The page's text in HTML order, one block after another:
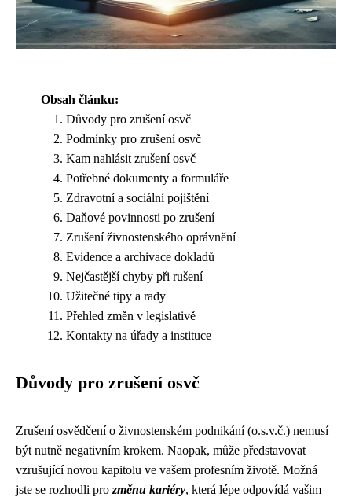
Obsah článku:
Důvody pro zrušení osvč
Podmínky pro zrušení osvč
Kam nahlásit zrušení osvč
Potřebné dokumenty a formuláře
Zdravotní a sociální pojištění
Daňové povinnosti po zrušení
Zrušení živnostenského oprávnění
Evidence a archivace dokladů
Nejčastější chyby při rušení
Užitečné tipy a rady
Přehled změn v legislativě
Kontakty na úřady a instituce
Důvody pro zrušení osvč
Zrušení osvědčení o živnostenském podnikání (o.s.v.č.) nemusí
být nutně negativním krokem. Naopak, může představovat
vzrušující novou kapitolu ve vašem profesním životě. Možná
jste se rozhodli pro změnu kariéry, která lépe odpovídá vašim